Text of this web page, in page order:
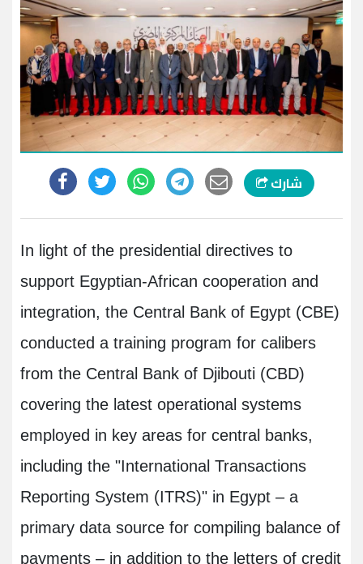
شارك
In light of the presidential directives to
support Egyptian-African cooperation and
integration, the Central Bank of Egypt (CBE)
conducted a training program for calibers
from the Central Bank of Djibouti (CBD)
covering the latest operational systems
employed in key areas for central banks,
including the "International Transactions
Reporting System (ITRS)" in Egypt – a
primary data source for compiling balance of
payments – in addition to the letters of credit